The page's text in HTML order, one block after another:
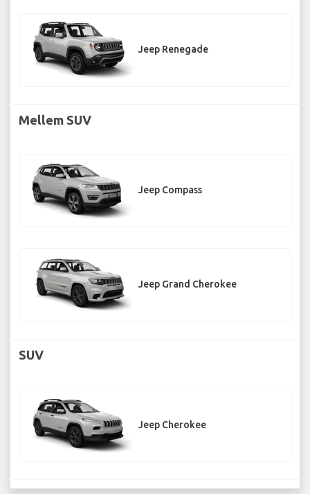
Jeep Renegade
Mellem SUV
Jeep Compass
Jeep Grand Cherokee
SUV
Jeep Cherokee